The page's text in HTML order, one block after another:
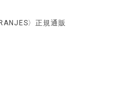
〉正規通販